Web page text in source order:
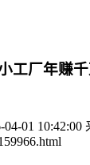
工厂年赚
01 10:42:00